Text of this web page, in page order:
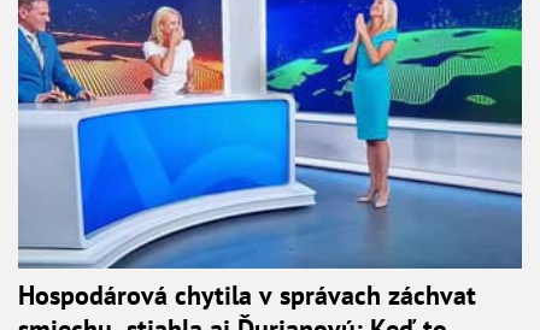
Hospodárová chytila v správach záchvat